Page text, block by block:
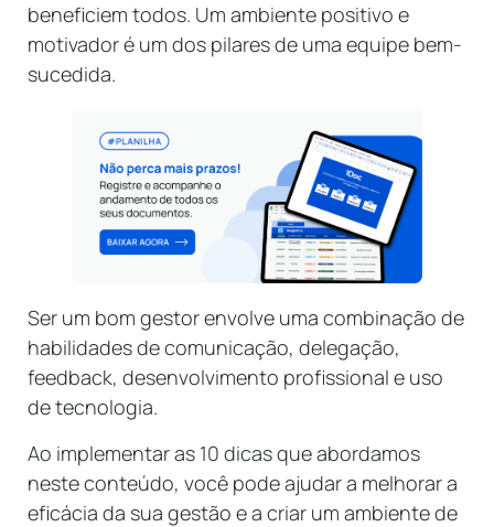
beneficiem todos. Um ambiente positivo e
motivador é um dos pilares de uma equipe bem-
sucedida.
Ser um bom gestor envolve uma combinação de
habilidades de comunicação, delegação,
feedback, desenvolvimento profissional e uso
de tecnologia.
Ao implementar as 10 dicas que abordamos
neste conteúdo, você pode ajudar a melhorar a
eficácia da sua gestão e a criar um ambiente de